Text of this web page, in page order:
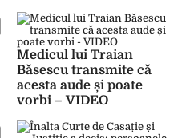
Medicul lui Traian
Băsescu transmite că
acesta aude și poate
vorbi – VIDEO